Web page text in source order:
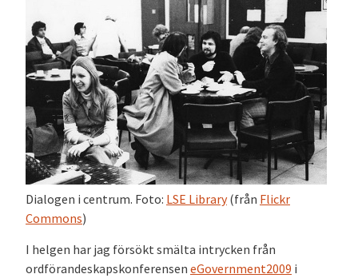
Dialogen i centrum. Foto: LSE Library(från Flickr
Commons)
I helgen har jag försökt smälta intrycken från
ordförandeskapskonferensen eGovernment2009 i